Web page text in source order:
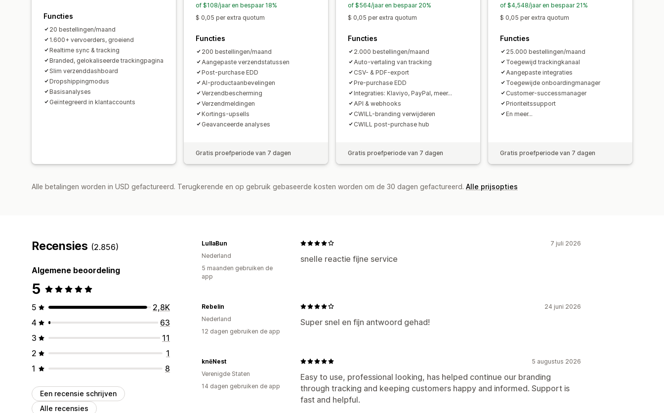
Functies
20 bestellingen/maand
1.600+ vervoerders, groeiend
Realtime sync & tracking
Branded, gelokaliseerde trackingpagina
Slim verzenddashboard
Dropshippingmodus
Basisanalyses
Geïntegreerd in klantaccounts
of $108/jaar en bespaar 18%
$ 0,05 per extra quotum
Functies
200 bestellingen/maand
Aangepaste verzendstatussen
Post-purchase EDD
AI-productaanbevelingen
Verzendbescherming
Verzendmeldingen
Kortings-upsells
Geavanceerde analyses
Gratis proefperiode van 7 dagen
of $564/jaar en bespaar 20%
$ 0,05 per extra quotum
Functies
2.000 bestellingen/maand
Auto-vertaling van tracking
CSV- & PDF-export
Pre-purchase EDD
Integraties: Klaviyo, PayPal, meer…
API & webhooks
CWILL-branding verwijderen
CWILL post-purchase hub
Gratis proefperiode van 7 dagen
of $4,548/jaar en bespaar 21%
$ 0,05 per extra quotum
Functies
25.000 bestellingen/maand
Toegewijd trackingkanaal
Aangepaste integraties
Toegewijde onboardingmanager
Customer-successmanager
Prioriteitssupport
En meer…
Gratis proefperiode van 7 dagen
Alle betalingen worden in USD gefactureerd. Terugkerende en op gebruik gebaseerde kosten worden om de 30 dagen gefactureerd. Alle prijsopties
Recensies (2.856)
Algemene beoordeling
5
5
2,8K
4
63
3
11
2
1
1
8
Een recensie schrijven
Alle recensies
7 juli 2026
snelle reactie fijne service
LullaBun
Nederland
5 maanden gebruiken de
app
24 juni 2026
Super snel en fijn antwoord gehad!
Rebelin
Nederland
12 dagen gebruiken de app
5 augustus 2026
Easy to use, professional looking, has helped continue our branding
through tracking and keeping customers happy and informed. Support is
fast and helpful.
knēNest
Verenigde Staten
14 dagen gebruiken de app